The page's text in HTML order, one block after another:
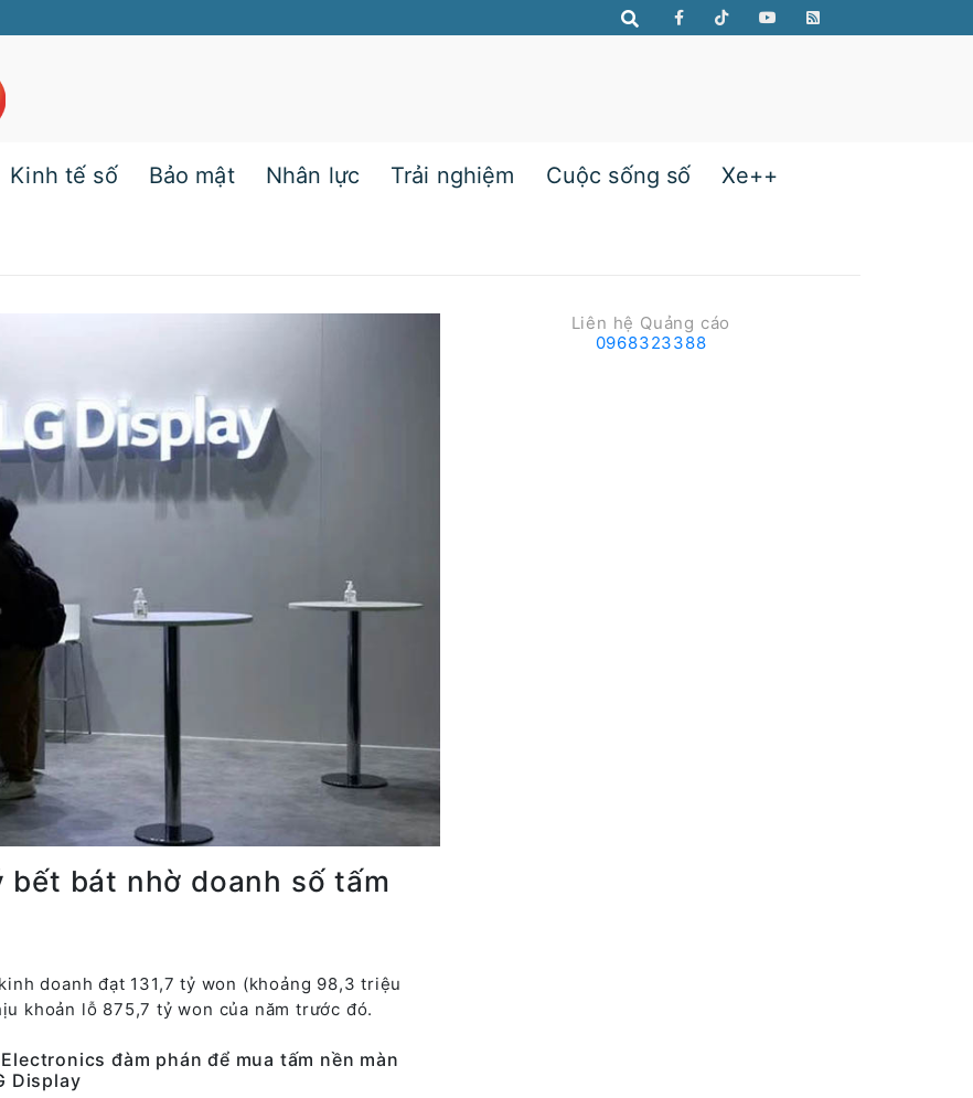
Kinh tế số Bảo mật Nhân lực Trải nghiệm Cuộc sống số Xe++
bết bát nhờ doanh số tấm
doanh đạt 131,7 tỷ won (khoảng 98,3 triệu
khoản lỗ 875,7 tỷ won của năm trước đó.
đàm phán để mua tấm nền màn
Display
Liên hệ Quảng cáo
0968323388